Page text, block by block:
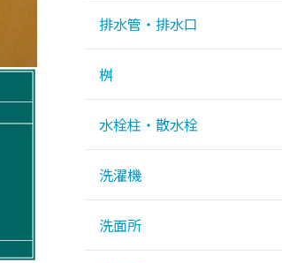
排水管・排水口
桝
水栓柱・散水栓
洗濯機
洗面所